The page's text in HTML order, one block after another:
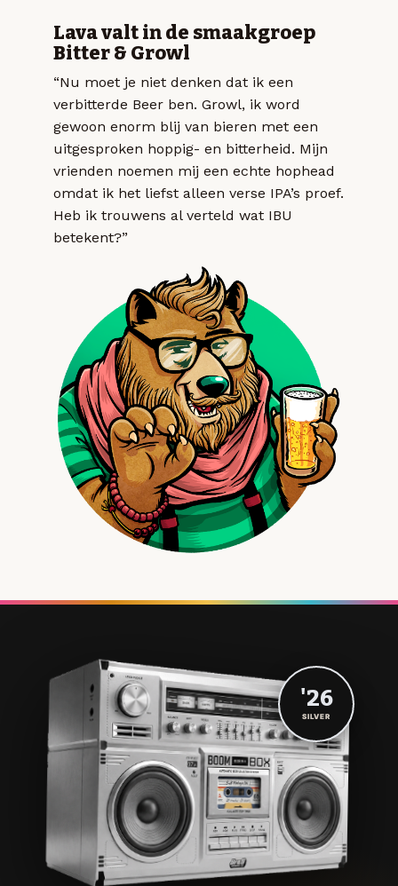
Lava valt in de smaakgroep
Bitter & Growl
“Nu moet je niet denken dat ik een
verbitterde Beer ben. Growl, ik word
gewoon enorm blij van bieren met een
uitgesproken hoppig- en bitterheid. Mijn
vrienden noemen mij een echte hophead
omdat ik het liefst alleen verse IPA’s proef.
Heb ik trouwens al verteld wat IBU
betekent?”
'26
SILVER